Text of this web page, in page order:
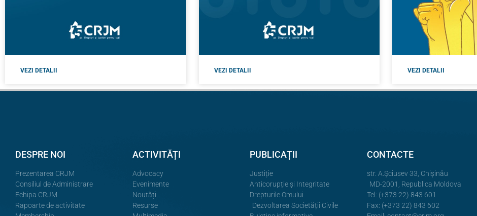
VEZI DETALII VEZI DETALII VEZI DETALII
DESPRE NOI
Prezentarea CRJM
Consiliul de Administrare
Echipa CRJM
Rapoarte de activitate
ACTIVITĂȚI
Advocacy
Evenimente
Noutăți
Resurse
PUBLICAȚII
Justiție
Anticorupție și Integritate
Drepturile Omului
Dezvoltarea Societății Civile
CONTACTE
str. A.Şciusev 33, Chișinău
MD-2001, Republica Moldova
Tel: (+373 22) 843 601
Fax: (+373 22) 843 602